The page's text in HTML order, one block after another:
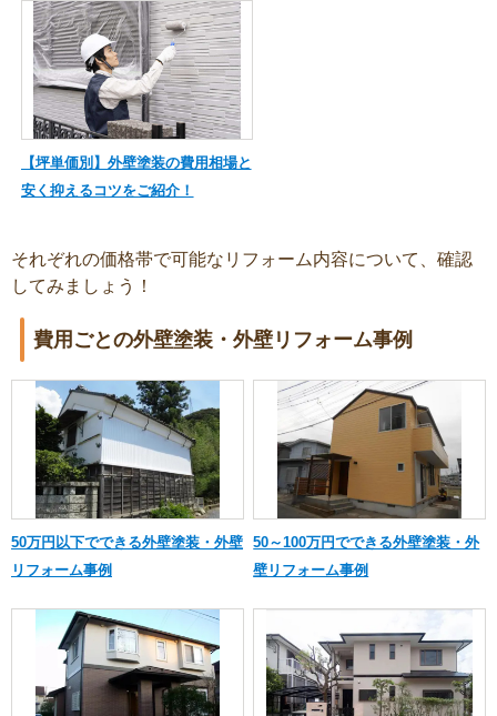
【坪単価別】外壁塗装の費用相場と
安く抑えるコツをご紹介！
それぞれの価格帯で可能なリフォーム内容について、確認
してみましょう！
費用ごとの外壁塗装・外壁リフォーム事例
50万円以下でできる外壁塗装・外壁
リフォーム事例
50～100万円でできる外壁塗装・外
壁リフォーム事例